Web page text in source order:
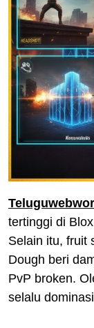
tertinggi di
Selain itu, fruit
Dough beri
PvP broken.
selalu